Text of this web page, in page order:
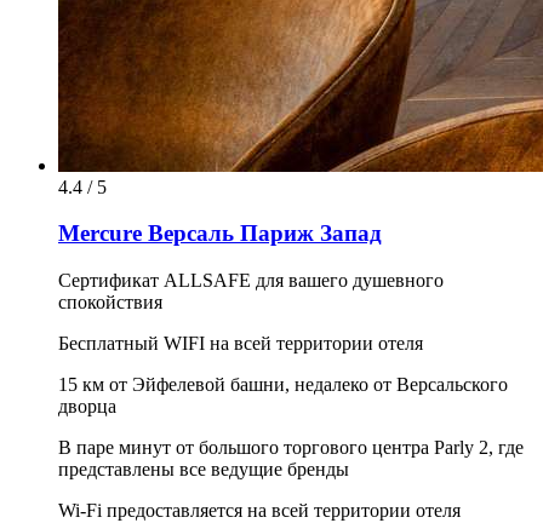
4.4 / 5
Mercure Версаль Париж Запад
Сертификат ALLSAFE для вашего душевного
спокойствия
Бесплатный WIFI на всей территории отеля
15 км от Эйфелевой башни, недалеко от Версальского
дворца
В паре минут от большого торгового центра Parly 2, где
представлены все ведущие бренды
Wi-Fi предоставляется на всей территории отеля